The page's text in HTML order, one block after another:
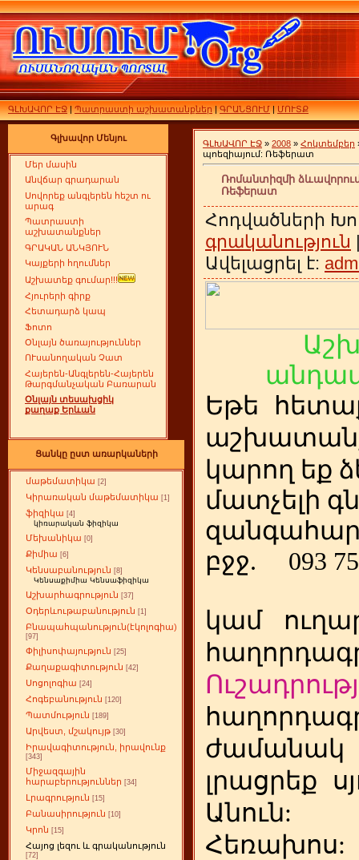
ԳԼԽԱՎՈՐ ԷՋ|Պատրաստի աշխատանքներ|ԳՐԱՆՑՈՒՄ|ՄՈՒՏՔ
Գլխավոր Մենյու
Մեր մասին
Անվճար գրադարան
Սովորեք անգլերեն հեշտ ու
արագ
Պատրաստի
աշխատանքներ
ԳՐԱԿԱՆ ԱՆԿՅՈՒՆ
Կայքերի հղումներ
Աշխատեք գումար!!!
Հյուրերի գիրք
Հետադարձ կապ
Ֆոտո
Օնլայն ծառայություններ
ՈՒսանողական Չատ
Հայերեն-Անգլերեն-Հայերեն
Թարգմանչական Բառարան
Օնլայն տեսախցիկ
քաղաք Երևան
Ցանկը ըստ առարկաների
մաթեմատիկա [2]
Կիրառական մաթեմատիկա [1]
ֆիզիկա [4]
կիռարական ֆիզիկա
Մեխանիկա [0]
Քիմիա [6]
Կենսաբանություն [8]
Կենսաքիմիա Կենսաֆիզիկա
Աշխարհագրություն [37]
Օդերևութաբանություն [1]
Բնապահպանություն(էկոլոգիա)
[97]
Փիլիսոփայություն [25]
Քաղաքագիտություն [42]
Սոցոլոգիա [24]
Հոգեբանություն [120]
Պատմություն [189]
Արվեստ, մշակույթ [30]
Իրավագիտություն, իրավունք
[343]
Միջազգային
հարաբերություններ [34]
Լրագրություն [15]
Բանասիրություն [10]
Կրոն [15]
Հայոց լեզու և գրականություն
[72]
ԳԼԽԱՎՈՐ ԷՋ » 2008 » Հոկտեմբեր
պոեզիայում: Ռեֆերատ
Ռոմանտիզմի
Ռեֆերատ
Հոդվածների
գրականություն
Ավելացրել է:
Եթե հ
կարող եք
մատչելի
բջջ.
093
կամ
ժամանակ
լրացրեք
Անուն:
Հեռախոս